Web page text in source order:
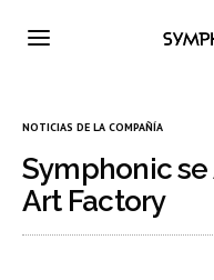
NOTICIAS DE LA COMPAÑÍA
Symphonic
Art Factory